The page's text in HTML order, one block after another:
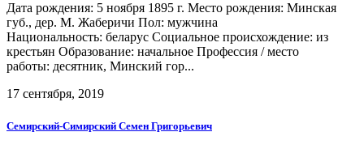
Дата рождения: 5 ноября 1895 г. Место рождения: Минская
губ., дер. М. Жаберичи Пол: мужчина
Национальность: беларус Социальное происхождение: из
крестьян Образование: начальное Профессия / место
работы: десятник, Минский гор...
17 сентября, 2019
Семирский-Симирский Семен Григорьевич